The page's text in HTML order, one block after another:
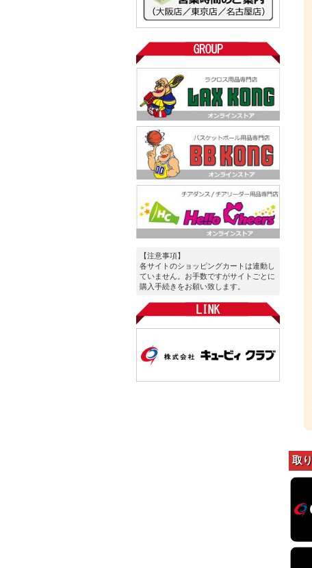
【注意事項】
各サイトのショッピングカートは連動し
ていません。お手数ですがサイトごとに
購入手続きをお願い致します。
取